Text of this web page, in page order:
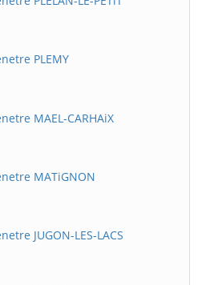
PLEMY
MAEL-CARHAiX
MATiGNON
JUGON-LES-LACS